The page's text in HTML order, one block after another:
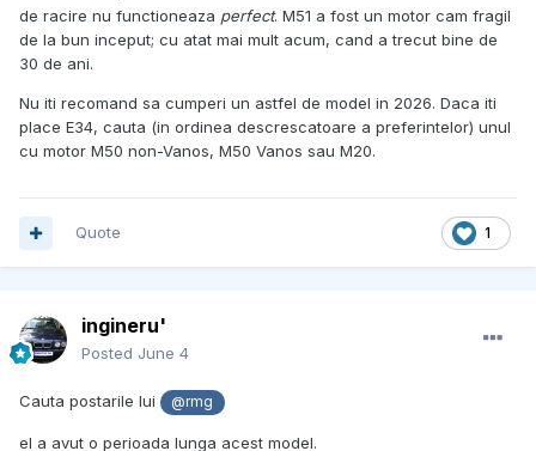
de racire nu functioneaza perfect. M51 a fost un motor cam fragil
de la bun inceput; cu atat mai mult acum, cand a trecut bine de
30 de ani.
Nu iti recomand sa cumperi un astfel de model in 2026. Daca iti
place E34, cauta (in ordinea descrescatoare a preferintelor) unul
cu motor M50 non-Vanos, M50 Vanos sau M20.
1
Quote
ingineru'
Posted June 4
Cauta postarile lui @rmg
el a avut o perioada lunga acest model.